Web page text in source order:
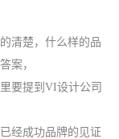
清楚，什么样的品
案，
要提到 VI设计公司
经成功品牌的见证